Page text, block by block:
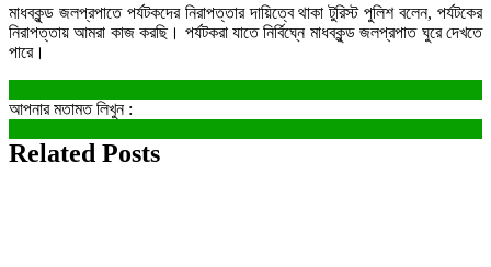
‎মাধবকুন্ড জলপ্রপাতে পর্যটকদের নিরাপত্তার দায়িত্বে থাকা টুরিস্ট পুলিশ বলেন, পর্যটকের
নিরাপত্তায় আমরা কাজ করছি। পর্যটকরা যাতে নির্বিঘ্নে মাধবকুন্ড জলপ্রপাত ঘুরে দেখতে
পারে।
আপনার মতামত লিখুন :
Related Posts